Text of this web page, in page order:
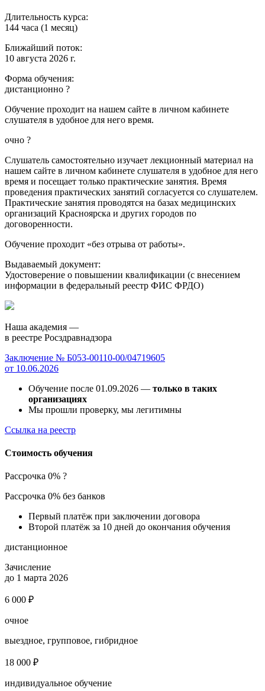
Длительность курса:
144 часа (1 месяц)
Ближайший поток:
10 августа 2026 г.
Форма обучения:
дистанционно ?
Обучение проходит на нашем сайте в личном кабинете
слушателя в удобное для него время.
очно ?
Слушатель самостоятельно изучает лекционный материал на
нашем сайте в личном кабинете слушателя в удобное для него
время и посещает только практические занятия. Время
проведения практических занятий согласуется со слушателем.
Практические занятия проводятся на базах медицинских
организаций Красноярска и других городов по
договоренности.
Обучение проходит «без отрыва от работы».
Выдаваемый документ:
Удостоверение о повышении квалификации (с внесением
информации в федеральный реестр ФИС ФРДО)
Наша академия —
в реестре Росздравнадзора
Заключение № Б053-00110-00/04719605
от 10.06.2026
Обучение после 01.09.2026 — только в таких
организациях
Мы прошли проверку, мы легитимны
Ссылка на реестр
Стоимость обучения
Рассрочка 0% ?
Рассрочка 0% без банков
Первый платёж при заключении договора
Второй платёж за 10 дней до окончания обучения
дистанционное
Зачисление
до 1 марта 2026
6 000 ₽
очное
выездное, групповое, гибридное
18 000 ₽
индивидуальное обучение